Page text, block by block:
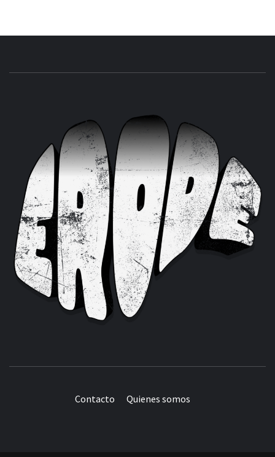
Contacto Quienes somos